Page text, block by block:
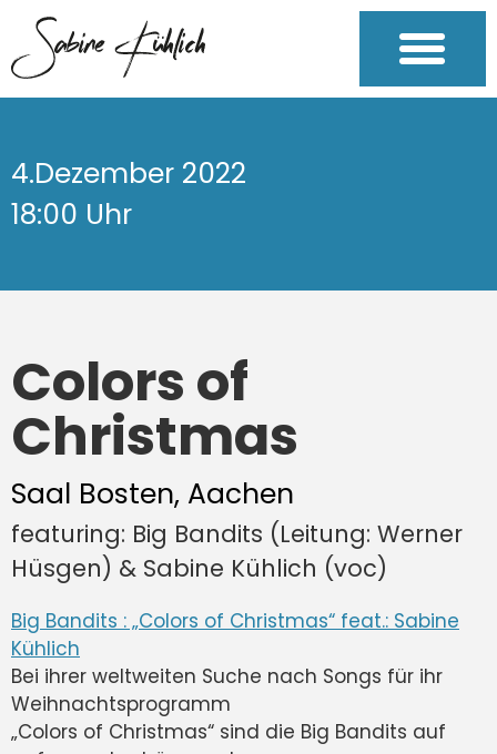
4.Dezember 2022
18:00 Uhr
Colors of
Christmas
Saal Bosten, Aachen
featuring: Big Bandits (Leitung: Werner
Hüsgen) & Sabine Kühlich (voc)
Big Bandits : „Colors of Christmas“ feat.: Sabine
Kühlich
Bei ihrer weltweiten Suche nach Songs für ihr
Weihnachtsprogramm
„Colors of Christmas“ sind die Big Bandits auf